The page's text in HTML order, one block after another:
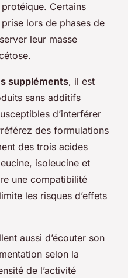
Certains
lors de phases de
leur masse
suppléments, il est
sans additifs
d’interférer
des formulations
des trois acides
isoleucine et
une compatibilité
les risques d’effets
aussi d’écouter son
selon la
de l’activité